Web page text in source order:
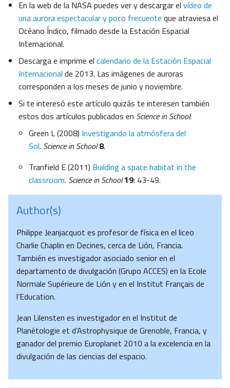
En la web de la NASA puedes ver y descargar el vídeo de
una aurora espectacular y poco frecuente que atraviesa el
Océano Índico, filmado desde la Estación Espacial
Internacional.
Descarga e imprime el calendario de la Estación Espacial
Internacional de 2013. Las imágenes de auroras
corresponden a los meses de junio y noviembre.
Si te interesó este artículo quizás te interesen también
estos dos artículos publicados en Science in School:
Green L (2008) Investigando la atmósfera del
Sol. Science in School8.
Tranfield E (2011) Building a space habitat in the
classroom. Science in School19: 43-49.
Author(s)
Philippe Jeanjacquot es profesor de física en el liceo
Charlie Chaplin en Decines, cerca de Lión, Francia.
También es investigador asociado senior en el
departamento de divulgación (Grupo ACCES) en la Ecole
Normale Supérieure de Lión y en el Institut Français de
l’Education.
Jean Lilensten es investigador en el Institut de
Planétologie et d’Astrophysique de Grenoble, Francia, y
ganador del premio Europlanet 2010 a la excelencia en la
divulgación de las ciencias del espacio.